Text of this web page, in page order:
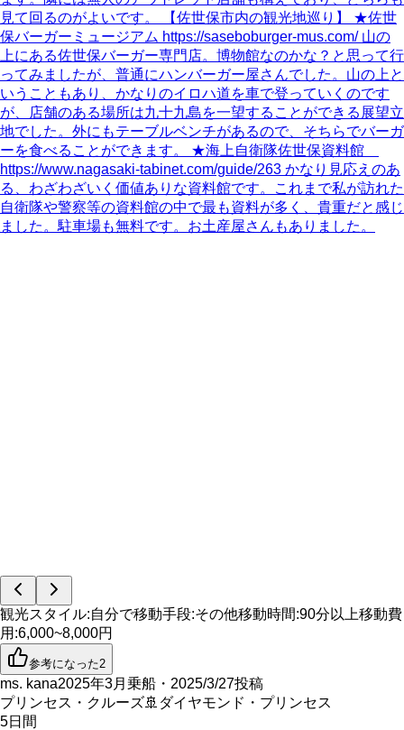
見て回るのがよいです。 【佐世保市内の観光地巡り】 ★佐世
保バーガーミュージアム https://saseboburger-mus.com/ 山の
上にある佐世保バーガー専門店。博物館なのかな？と思って行
ってみましたが、普通にハンバーガー屋さんでした。山の上と
いうこともあり、かなりのイロハ道を車で登っていくのです
が、店舗のある場所は九十九島を一望することができる展望立
地でした。外にもテーブルベンチがあるので、そちらでバーガ
ーを食べることができます。 ★海上自衛隊佐世保資料館
https://www.nagasaki-tabinet.com/guide/263 かなり見応えのあ
る、わざわざいく価値ありな資料館です。これまで私が訪れた
自衛隊や警察等の資料館の中で最も資料が多く、貴重だと感じ
ました。駐車場も無料です。お土産屋さんもありました。
観光スタイル:自分で移動手段:その他移動時間:90分以上移動費
用 :6,000~8,000円
参考になった2
ms. kana2025年3月乗船・2025/3/27投稿
プリンセス・クルーズ🚢 ダイヤモンド・プリンセス
5日間